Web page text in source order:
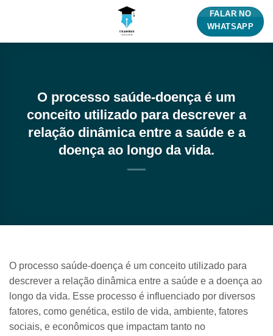
FALAR NO
WHATSAPP
O processo saúde-doença é um
conceito utilizado para descrever a
relação dinâmica entre a saúde e a
doença ao longo da vida.
O processo saúde-doença é um conceito utilizado para
descrever a relação dinâmica entre a saúde e a doença ao
longo da vida. Esse processo é influenciado por diversos
fatores, como genética, estilo de vida, ambiente, fatores
sociais, e econômicos que impactam tanto no